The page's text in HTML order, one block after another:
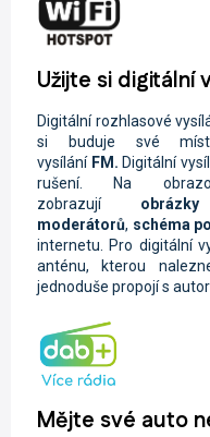
Užijte si digitální
Digitální rozhlasové
si buduje své
vysílání FM. Digitální
rušení. Na
zobrazují obrázky
moderátorů, schéma
internetu. Pro digitální
anténu, kterou
jednoduše propojí s
Mějte své auto